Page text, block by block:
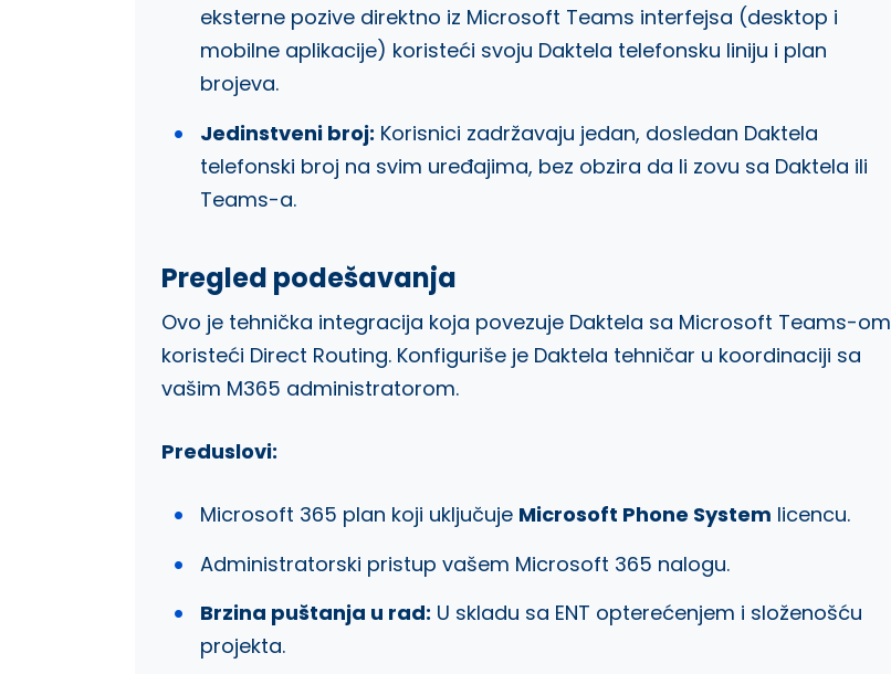
eksterne pozive direktno iz Microsoft Teams interfejsa (desktop i
mobilne aplikacije) koristeći svoju Daktela telefonsku liniju i plan
brojeva.
Jedinstveni broj: Korisnici zadržavaju jedan, dosledan Daktela
telefonski broj na svim uređajima, bez obzira da li zovu sa Daktela ili
Teams-a.
Pregled podešavanja
Ovo je tehnička integracija koja povezuje Daktela sa Microsoft Teams-om
koristeći Direct Routing. Konfiguriše je Daktela tehničar u koordinaciji sa
vašim M365 administratorom.
Preduslovi:
Microsoft 365 plan koji uključuje Microsoft Phone System licencu.
Administratorski pristup vašem Microsoft 365 nalogu.
Brzina puštanja u rad: U skladu sa ENT opterećenjem i složenošću
projekta.